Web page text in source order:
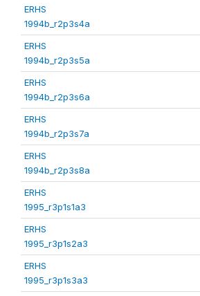
ERHS
1994b_r2p3s4a
ERHS
1994b_r2p3s5a
ERHS
1994b_r2p3s6a
ERHS
1994b_r2p3s7a
ERHS
1994b_r2p3s8a
ERHS
1995_r3p1s1a3
ERHS
1995_r3p1s2a3
ERHS
1995_r3p1s3a3